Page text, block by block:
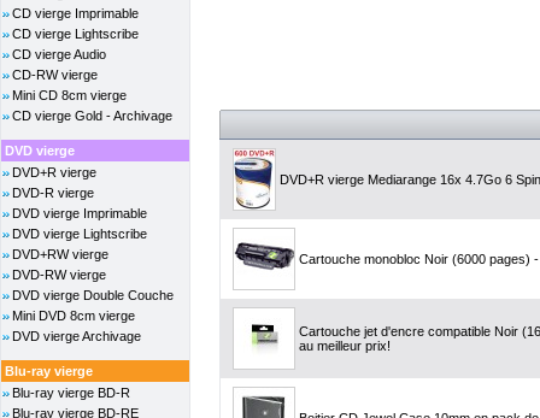
CD vierge Imprimable
CD vierge Lightscribe
CD vierge Audio
CD-RW vierge
Mini CD 8cm vierge
CD vierge Gold - Archivage
DVD vierge
DVD+R vierge
DVD-R vierge
DVD vierge Imprimable
DVD vierge Lightscribe
DVD+RW vierge
DVD-RW vierge
DVD vierge Double Couche
Mini DVD 8cm vierge
DVD vierge Archivage
Blu-ray vierge
Blu-ray vierge BD-R
Blu-ray vierge BD-RE
DVD+R vierge Mediarange 16x 4.7Go 6
Cartouche monobloc Noir (6000 pages)
Cartouche jet d'encre compatible Noir
au meilleur prix!